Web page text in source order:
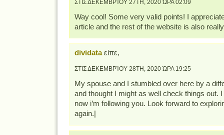
ΣΤΙΣ ΔΕΚΕΜΒΡΊΟΥ 27TH, 2020 ΏΡΑ 02:09
Way cool! Some very valid points! I
article and the rest of the website is also
dividataείπε,
ΣΤΙΣ ΔΕΚΕΜΒΡΊΟΥ 28TH, 2020 ΏΡΑ 19:25
My spouse and I stumbled over here by a
and thought I might as well check things out.
now i’m following you. Look forward to
again.|